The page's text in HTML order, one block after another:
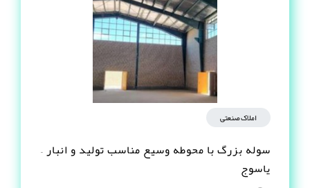
املاک صنعتی
سوله بزرگ با محوطه وسیع مناسب تولید و انبار –
یاسوج